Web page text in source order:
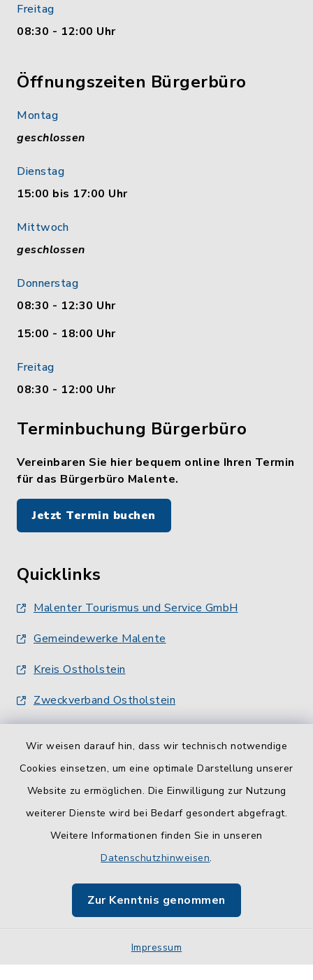
Wir weisen darauf hin, dass wir technisch notwendige
Cookies einsetzen, um eine optimale Darstellung unserer
Website zu ermöglichen. Die Einwilligung zur Nutzung
weiterer Dienste wird bei Bedarf gesondert abgefragt.
Weitere Informationen finden Sie in unseren
Datenschutzhinweisen.
Zur Kenntnis genommen
Impressum
Freitag
08:30 - 12:00 Uhr
Öffnungszeiten Bürgerbüro
Montag
geschlossen
Dienstag
15:00 bis 17:00 Uhr
Mittwoch
geschlossen
Donnerstag
08:30 - 12:30 Uhr
15:00 - 18:00 Uhr
Freitag
08:30 - 12:00 Uhr
Terminbuchung Bürgerbüro
Vereinbaren Sie hier bequem online Ihren Termin
für das Bürgerbüro Malente.
Jetzt Termin buchen
Quicklinks
Malenter Tourismus und Service GmbH
Gemeindewerke Malente
Kreis Ostholstein
Zweckverband Ostholstein
Barrierefreiheit
Sitemap